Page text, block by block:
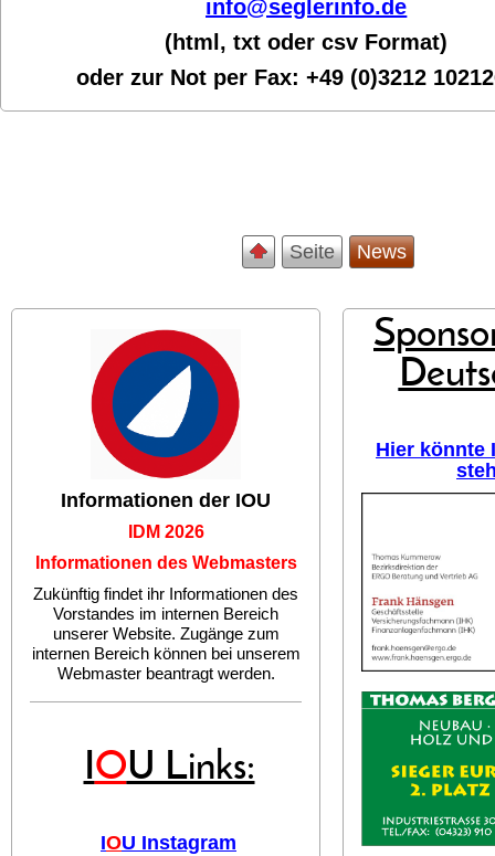
info@seglerinfo.de
(html, txt oder csv Format)
oder zur Not per Fax:+49 (0)3212
Seite News
Informationen der IOU
IDM 2026
Informationen des Webmasters
Zukünftig findet ihr Informationen des
Vorstandes im internen Bereich
unserer Website. Zugänge zum
internen Bereich können bei unserem
Webmaster beantragt werden.
IOU Links:
IOU Instagram
Hier könnte